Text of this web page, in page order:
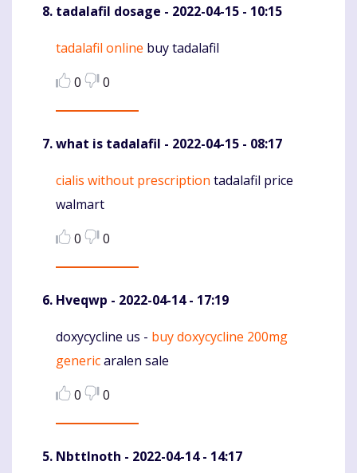
tadalafil dosage - 2022-04-15 - 10:15
Komentaras
tadalafil online buy tadalafil
0
0
what is tadalafil - 2022-04-15 - 08:17
Komentaras
cialis without prescription tadalafil price
walmart
0
0
Hveqwp - 2022-04-14 - 17:19
Komentaras
doxycycline us - buy doxycycline 200mg
genericaralen sale
0
0
NbttInoth - 2022-04-14 - 14:17